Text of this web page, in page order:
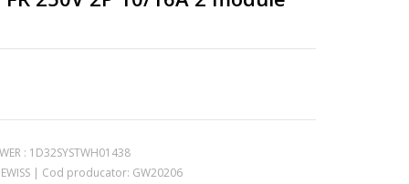
: 1D32SYSTWH01438
| Cod producator: GW20206